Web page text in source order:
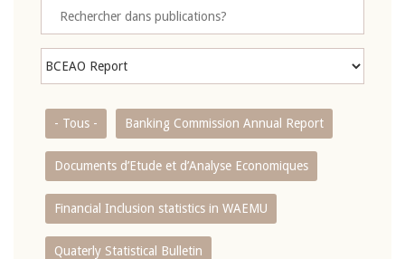
- Tous - Banking Commission Annual Report
Documents d’Etude et d’Analyse Economiques
Financial Inclusion statistics in WAEMU
Quaterly Statistical Bulletin